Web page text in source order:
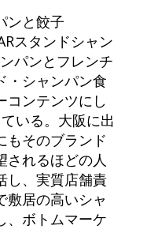
ンと餃子
スタンドシャン
パンとフレンチ
・シャンパン食
コンテンツにし
いる。大阪に出
もそのブランド
されるほどの人
し、実質店舗責
敷居の高いシャ
、ボトムマーケ